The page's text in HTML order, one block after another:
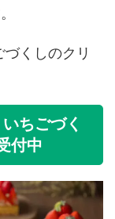
くしのクリ
ちごづく
付中